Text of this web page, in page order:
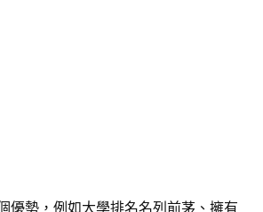
優勢，例如大學排名名列前茅、擁有